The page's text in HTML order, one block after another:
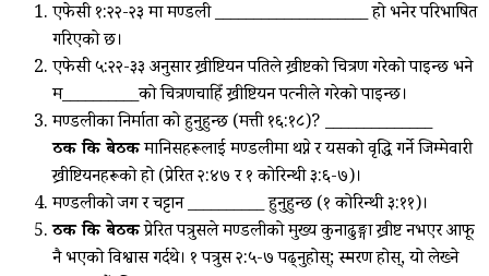
एफेसी १:२२-२३ मा मण्डली ____________________ हो भनेर परिभाषित
गरिएको छ।
एफेसी ५:२२-३३ अनुसार ख्रीष्टियन पतिले ख्रीष्टको चित्रण गरेको पाइन्छ भने
म__________को चित्रणचाहिँ ख्रीष्टियन पत्‍नीले गरेको पाइन्छ।
मण्डलीका निर्माता को हुनुहुन्छ (मत्ती १६:१८)? ______________
ठीक कि बेठीकमानिसहरूलाई मण्डलीमा थप्ने र यसको वृद्धि गर्ने जिम्मेवारी
ख्रीष्टियनहरूको हो (प्रेरित २:४७ र १ कोरिन्थी ३:६-७)।
मण्डलीको जग र चट्टान __________ हुनुहुन्छ (१ कोरिन्थी ३:११)।
ठीक कि बेठीकप्रेरित पत्रुसले मण्डलीको मुख्‍य कुनाढुङ्गा ख्रीष्ट नभएर आफू
नै भएको विश्वास गर्दथे। १ पत्रुस २:५-७ पढ्नुहोस्; स्मरण होस्, यो लेख्‍ने